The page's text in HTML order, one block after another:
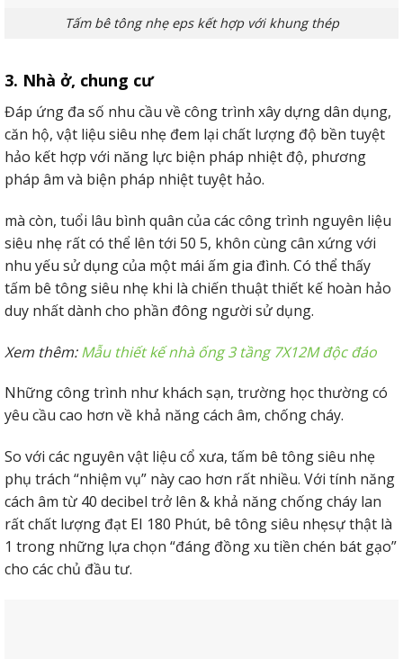
Ứng dụng tường là một Một trong những ứng dụng phổ
Chính bởi vì vận tốc xây dựng Nhanh, khả năng chống
thẩm thấu, biện pháp âm, bí quyết nhiệt vượt trội nhưng
mà tấm bê tông siêu nhẹ càng ngày càng được ứng dụng
rộng rãi hơn trong những dự án công trình kiến tạo.
Mặt không giống, bài toán phần mềm tường bê tông siêu
nhẹ còn giảm vận tải tối ưu móng nền hệ thống chịu đựng
lực của ngôi nhà.
Tấm bê tông nhẹ EPS làm tường bao, vách ngăn.
Tấm bê tông nhẹ eps kết hợp với khung thép
3. Nhà ở, chung cư
Đáp ứng đa số nhu cầu về công trình xây dựng dân dụng,
căn hộ, vật liệu siêu nhẹ đem lại chất lượng độ bền tuyệt
hảo kết hợp với năng lực biện pháp nhiệt độ, phương
pháp âm và biện pháp nhiệt tuyệt hảo.
mà còn, tuổi lâu bình quân của các công trình nguyên liệu
siêu nhẹ rất có thể lên tới 50 5, khôn cùng cân xứng với
nhu yếu sử dụng của một mái ấm gia đình. Có thể thấy
tấm bê tông siêu nhẹ khi là chiến thuật thiết kế hoàn hảo
duy nhất dành cho phần đông người sử dụng.
Xem thêm:Mẫu thiết kế nhà ống 3 tầng 7X12M độc đáo
Những công trình như khách sạn, trường học thường có
yêu cầu cao hơn về khả năng cách âm, chống cháy.
So với các nguyên vật liệu cổ xưa, tấm bê tông siêu nhẹ
phụ trách “nhiệm vụ” này cao hơn rất nhiều. Với tính năng
cách âm từ 40 decibel trở lên & khả năng chống cháy lan
rất chất lượng đạt EI 180 Phút, bê tông siêu nhẹsự thật là
1 trong những lựa chọn “đáng đồng xu tiền chén bát gạo”
cho các chủ đầu tư.